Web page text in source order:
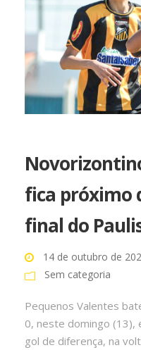
fica próximo
final do
14 de outubro de
Sem categoria
Pequenos Valentes
0, neste domingo
gol de diferença, na